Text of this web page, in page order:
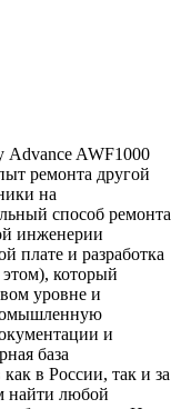
Advance AWF1000
ремонта другой
на
способ ремонта
инженерии
плате и разработка
который
уровне и
и
база
в России, так и за
найти любой